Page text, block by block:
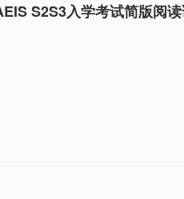
S2S3入学考试简版阅